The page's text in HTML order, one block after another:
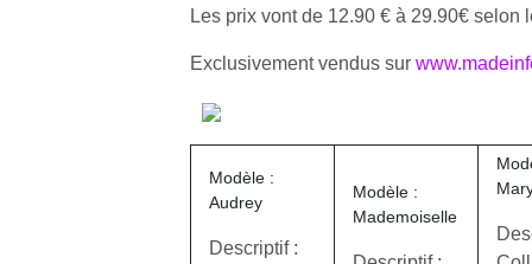
Les prix vont de 12.90 € à 29.90€ selon
Exclusivement vendus sur
Modèle :
Audrey
Descriptif :
Modèle :
Mademoiselle